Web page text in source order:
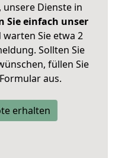
unsere Dienste in
Sie einfach unser
Sie etwa 2
Sollten Sie
füllen Sie
aus.
erhalten